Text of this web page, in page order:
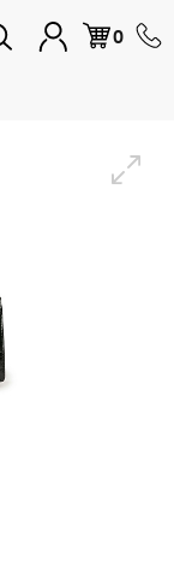
0
Избранное